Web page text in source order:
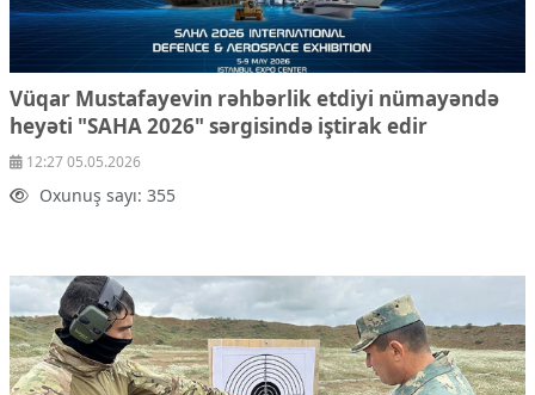
Vüqar Mustafayevin rəhbərlik etdiyi nümayəndə
heyəti "SAHA 2026" sərgisində iştirak edir
12:27 05.05.2026
Oxunuş sayı: 355